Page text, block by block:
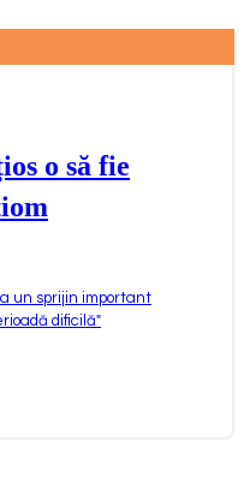
o să fie
un sprijin important
dificilă"